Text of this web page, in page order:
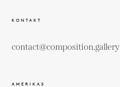
KONTAKT
contact@composition.gallery
AMERIKAS